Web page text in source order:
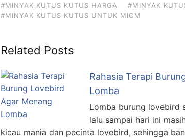
#MINYAK KUTUS KUTUS HARGA
#MINYAK
#MINYAK KUTUS KUTUS UNTUK MIOM
Related Posts
Rahasia Terapi
Lomba
Lomba burung lovebird
lalu sampai hari ini
kicau mania dan pecinta lovebird, sehingga